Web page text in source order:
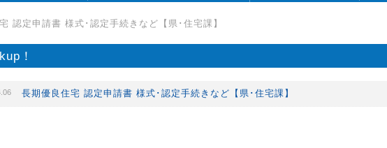
認定申請書 様式･認定手続きなど【県･住宅課】
！
長期優良住宅 認定申請書 様式･認定手続きなど【県･住宅課】